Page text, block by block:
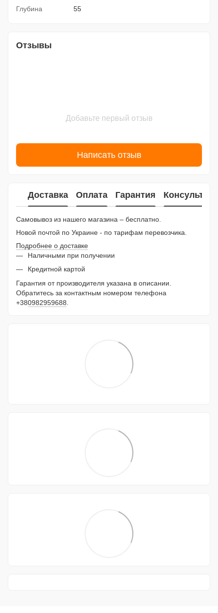
Глубина 55
Отзывы
Добавьте первый отзыв
Написать отзыв
Доставка Оплата Гарантия
Самовывоз из нашего магазина – бесплатно.
Новой почтой по Украине - по тарифам перевозчика.
Подробнее о доставке
Наличными при получении
Кредитной картой
Гарантия от производителя указана в описании.
Обратитесь за контактным номером телефона
+380982959688